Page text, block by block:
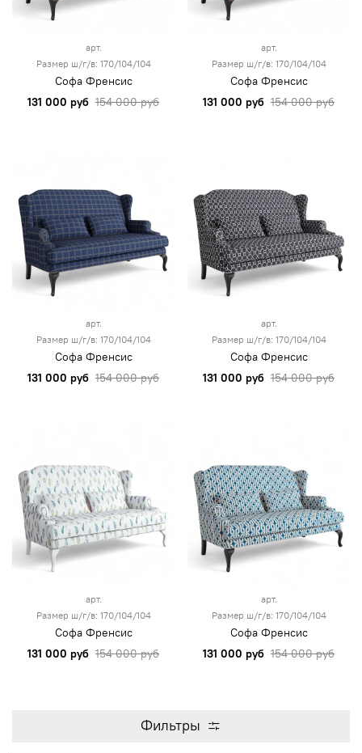
арт.
Размер ш/г/в: 170/104/104
Софа Френсис
131 000 руб 154 000 руб
арт.
Размер ш/г/в: 170/104/104
Софа Френсис
131 000 руб 154 000 руб
арт.
Размер ш/г/в: 170/104/104
Софа Френсис
131 000 руб 154 000 руб
арт.
Размер ш/г/в: 170/104/104
Софа Френсис
131 000 руб 154 000 руб
арт.
Размер ш/г/в: 170/104/104
Софа Френсис
131 000 руб 154 000 руб
арт.
Размер ш/г/в: 170/104/104
Софа Френсис
131 000 руб 154 000 руб
Фильтры